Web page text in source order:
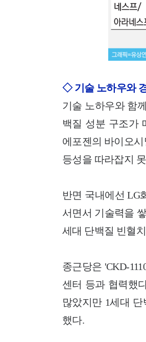
◇ 기술 노하우와
기술 노하우와 함
백질 성분 구조가
에포젠의 바이오
등성을 따라잡지
반면 국내에선 LG
서면서 기술력을
세대 단백질 빈혈
종근당은 'CKD-
센터 등과 협력했
많았지만 1세대
했다.